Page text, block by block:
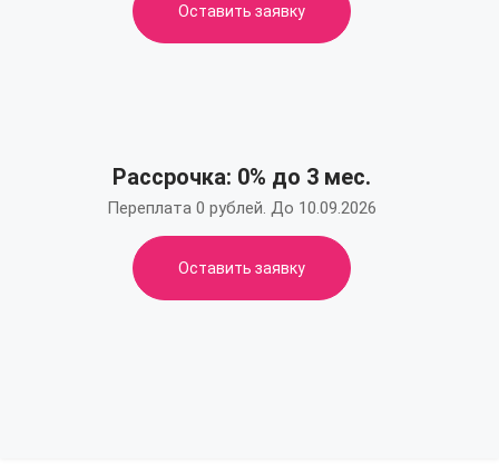
Оставить заявку
Рассрочка: 0% до 3 мес.
Переплата 0 рублей. До 10.09.2026
Оставить заявку